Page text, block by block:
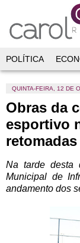
POLÍTICA
QUINTA-FEIRA, 12 DE
Obras da
esportivo
retomadas
Na tarde desta
Municipal de
andamento dos